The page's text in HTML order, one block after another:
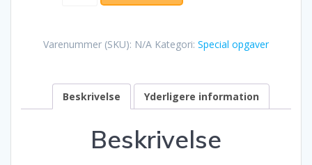
antal
Varenummer (SKU): N/A Kategori: Special opgaver
Beskrivelse Yderligere information
Beskrivelse